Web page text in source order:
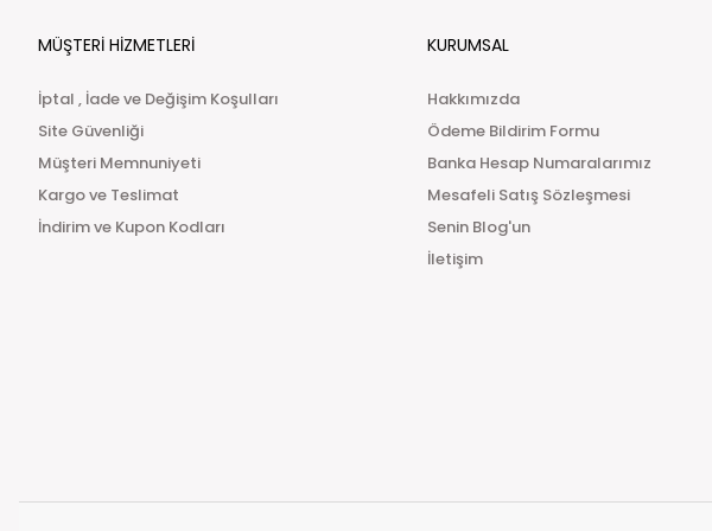
MÜŞTERİ HİZMETLERİ
İptal , İade ve Değişim Koşulları
Site Güvenliği
Müşteri Memnuniyeti
Kargo ve Teslimat
İndirim ve Kupon Kodları
KURUMSAL
Hakkımızda
Ödeme Bildirim Formu
Banka Hesap Numaralarımız
Mesafeli Satış Sözleşmesi
Senin Blog'un
İletişim